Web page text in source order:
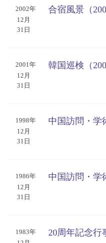
2002年
12月
31日
合宿風景（
2001年
12月
31日
韓国巡検（
1998年
12月
31日
中国訪問・学
1986年
12月
31日
中国訪問・学
1983年
20周年記念行